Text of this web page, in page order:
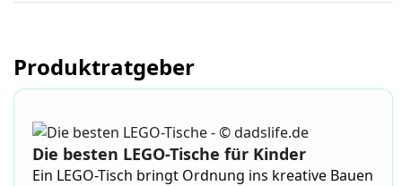
Produktratgeber
Die besten LEGO-Tische für Kinder
Ein LEGO-Tisch bringt Ordnung ins kreative Bauen